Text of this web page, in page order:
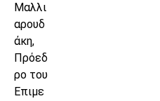
Μαλλι
αρουδ
άκη,
Πρόεδ
ρο του
Επιμε